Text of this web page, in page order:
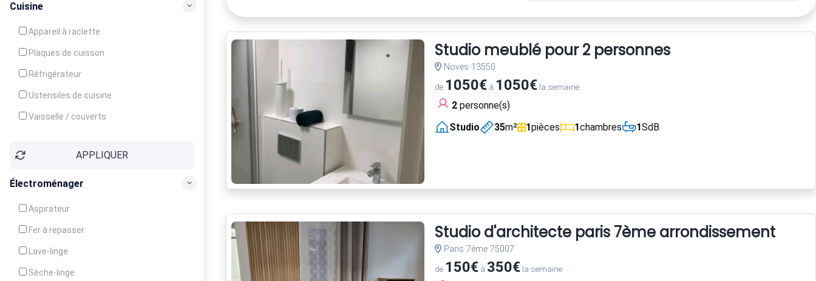
Cuisine
Appareil à raclette
Plaques de cuisson
Réfrigérateur
Ustensiles de cuisine
Vaisselle / couverts
Congélateur
APPLIQUER
Électroménager
Aspirateur
Fer à repasser
Lave-linge
Sèche-linge
Studio meublé pour 2 personnes
Noves 13550
de 1050€à 1050€la semaine
2personne(s)
Studio
35m² 1pièces 1chambres 1SdB
Studio d'architecte paris 7ème arrondissement
Paris 7ème 75007
de 150€à 350€la semaine